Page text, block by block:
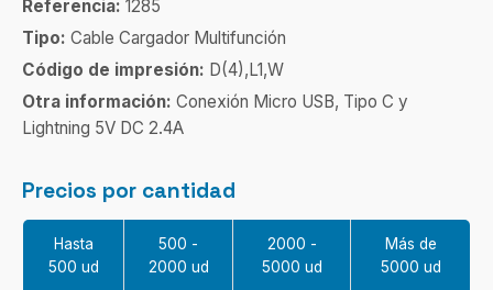
Referencia: 1285
Tipo: Cable Cargador Multifunción
Código de impresión: D(4),L1,W
Otra información: Conexión Micro USB, Tipo C y
Lightning 5V DC 2.4A
Precios por cantidad
Hasta
500 ud
500 -
2000 ud
2000 -
5000 ud
Más de
5000 ud